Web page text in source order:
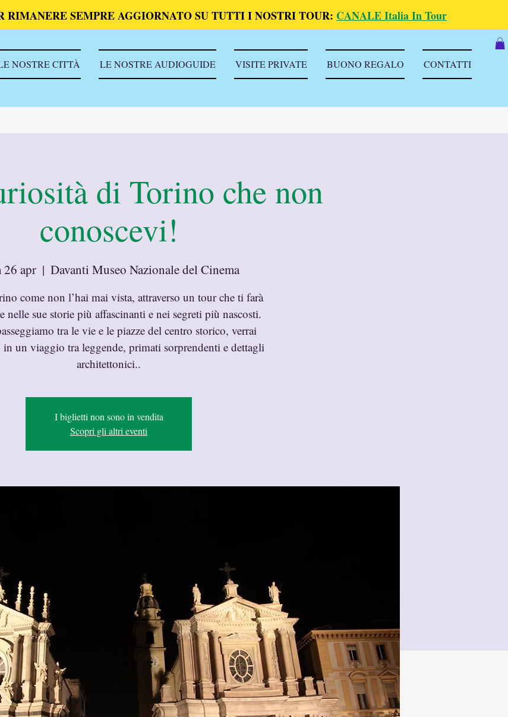
RIMANERE SEMPRE AGGIORNATO SU TUTTI I NOSTRI TOUR: CANALE Italia In Tour
NOSTRE CITTÀ LE NOSTRE AUDIOGUIDE VISITE PRIVATE BUONO REGALO CONTATTI
di Torino che non
conoscevi!
26 apr
  |
Davanti Museo Nazionale del Cinema
come non l’hai mai vista, attraverso un tour che ti farà
nelle sue storie più affascinanti e nei segreti più nascosti.
tra le vie e le piazze del centro storico, verrai
in un viaggio tra leggende, primati sorprendenti e dettagli
architettonici..
I biglietti non sono in vendita
Scopri gli altri eventi